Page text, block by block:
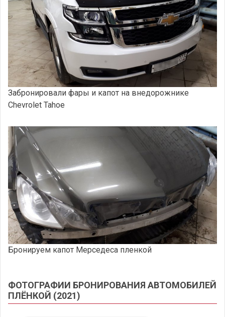
Забронировали фары и капот на внедорожнике
Chevrolet Tahoe
Бронируем капот Мерседеса пленкой
ФОТОГРАФИИ БРОНИРОВАНИЯ АВТОМОБИЛЕЙ
ПЛЁНКОЙ (2021)